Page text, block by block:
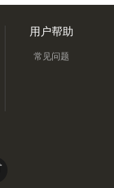
用户帮助
常见问题